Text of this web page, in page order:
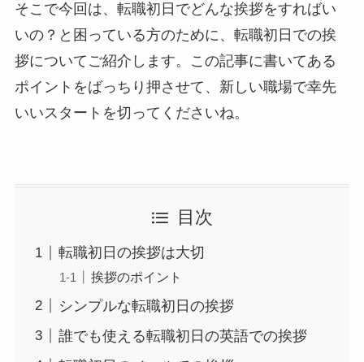
そこで今回は、転職初日でどんな挨拶をすればい
いの？と困っている方のために、転職初日での挨
拶についてご紹介します。この記事に書いてある
ポイントをばっちり押させて、新しい職場で幸先
いいスタートを切ってくださいね。
目次
転職初日の挨拶は大切
挨拶のポイント
シンプルな転職初日の挨拶
誰でも使える転職初日の英語での挨拶